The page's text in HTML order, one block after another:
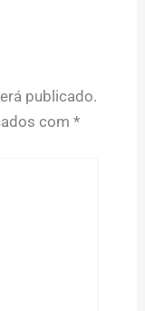
publicado.
com *